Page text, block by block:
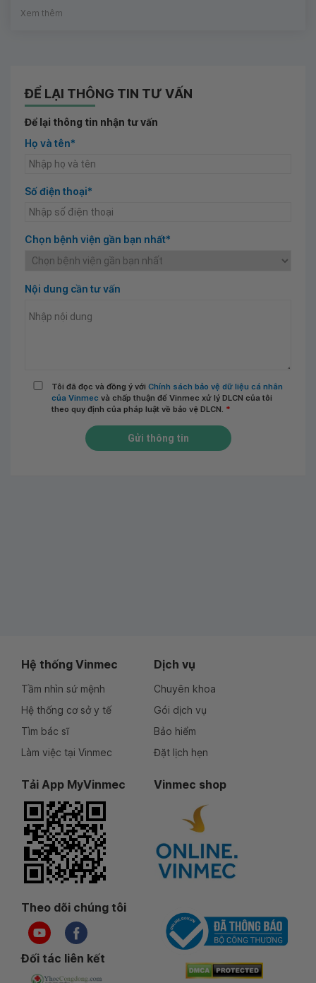
Xem thêm
ĐỂ LẠI THÔNG TIN TƯ VẤN
Để lại thông tin nhận tư vấn
Họ và tên*
Số điện thoại*
Chọn bệnh viện gần bạn nhất*
Nội dung cần tư vấn
Tôi đã đọc và đồng ý với Chính sách bảo vệ dữ liệu cá nhân
của Vinmec và chấp thuận để Vinmec xử lý DLCN của tôi
theo quy định của pháp luật về bảo vệ DLCN. *
Gửi thông tin
Hệ thống Vinmec
Tầm nhìn sứ mệnh
Hệ thống cơ sở y tế
Tìm bác sĩ
Làm việc tại Vinmec
Dịch vụ
Chuyên khoa
Gói dịch vụ
Bảo hiểm
Đặt lịch hẹn
Tải App MyVinmec Vinmec shop
Theo dõi chúng tôi
Đối tác liên kết